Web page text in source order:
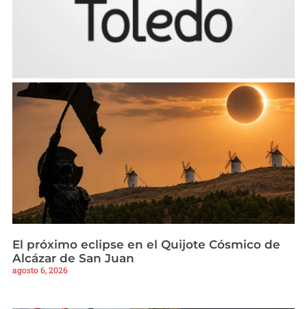
El próximo eclipse en el Quijote Cósmico de
Alcázar de San Juan
agosto 6, 2026